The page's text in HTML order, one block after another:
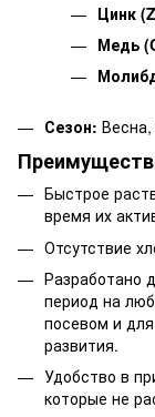
Цинк
Медь
Сезон: Весна,
Быстрое
время их
Отсутствие
Разработано
период на
посевом и
развития.
Удобство в
которые не